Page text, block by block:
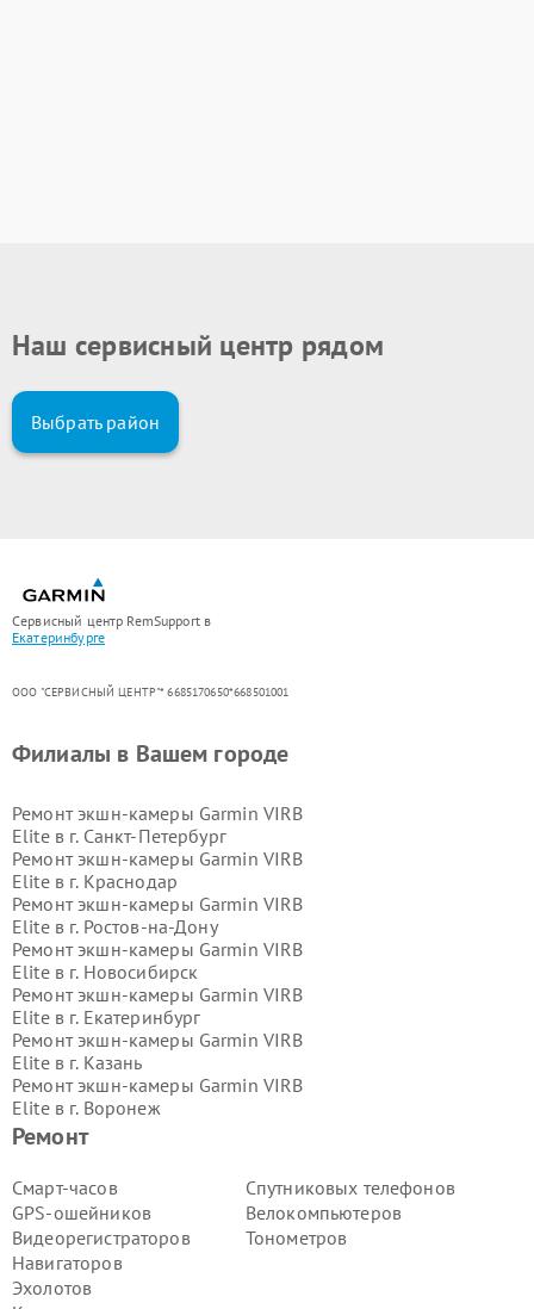
Наш сервисный центр рядом
Выбрать район
Сервисный центр RemSupport в
Екатеринбурге
ООО "СЕРВИСНЫЙ ЦЕНТР"* 6685170650*668501001
Ремонт
Смарт-часов
GPS-ошейников
Видеорегистраторов
Навигаторов
Эхолотов
Спутниковых телефонов
Велокомпьютеров
Тонометров
Филиалы в Вашем городе
Ремонт экшн-камеры Garmin VIRB
Elite в г. Санкт-Петербург
Ремонт экшн-камеры Garmin VIRB
Elite в г. Краснодар
Ремонт экшн-камеры Garmin VIRB
Elite в г. Ростов-на-Дону
Ремонт экшн-камеры Garmin VIRB
Elite в г. Новосибирск
Ремонт экшн-камеры Garmin VIRB
Elite в г. Екатеринбург
Ремонт экшн-камеры Garmin VIRB
Elite в г. Казань
Ремонт экшн-камеры Garmin VIRB
Elite в г. Воронеж
Ремонт экшн-камеры Garmin VIRB
Elite в г.Волгоград
Elite в г.Самара
Ремонт экшн-камеры Garmin VIRB
Elite в г.Пермь
Ремонт экшн-камеры Garmin VIRB
Elite в г.Красноярск